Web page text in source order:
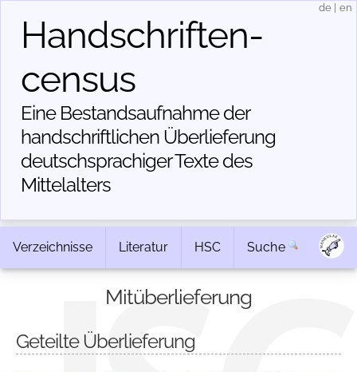
Handschriften­
census
Eine Bestandsaufnahme der
handschriftlichen Über­lieferung
deutschsprachiger Texte des
Mittelalters
de en
Verzeichnisse Literatur HSC Suche
Mitüberlieferung
Geteilte Überlieferung